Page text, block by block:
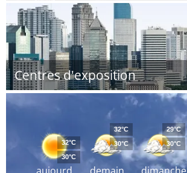
Centres d'exposition
32°C
30°C
32°C
30°C
29°C
30°C